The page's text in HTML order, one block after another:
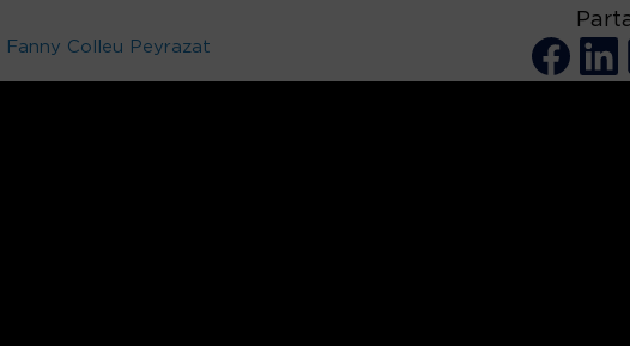
Fanny Colleu Peyrazat